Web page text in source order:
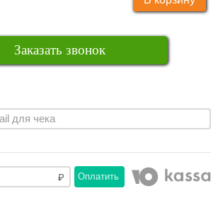
Заказать звонок
Оплатить